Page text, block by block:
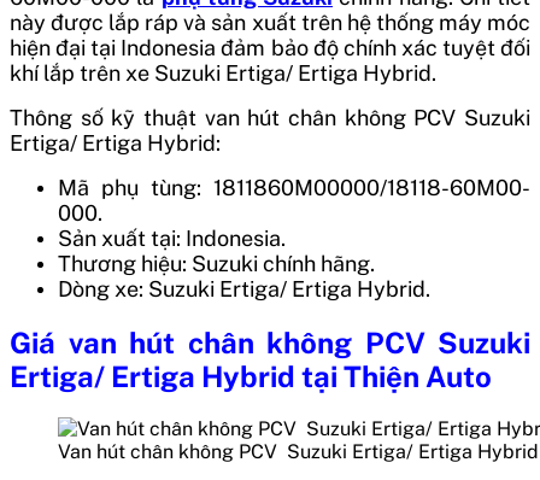
này được lắp ráp và sản xuất trên hệ thống máy móc
hiện đại tại Indonesia đảm bảo độ chính xác tuyệt đối
khí lắp trên xe Suzuki Ertiga/ Ertiga Hybrid.
Thông số kỹ thuật van hút chân không PCV Suzuki
Ertiga/ Ertiga Hybrid:
Mã phụ tùng: 1811860M00000/18118-60M00-
000.
Sản xuất tại: Indonesia.
Thương hiệu: Suzuki chính hãng.
Dòng xe: Suzuki Ertiga/ Ertiga Hybrid.
Giá van hút chân không PCV Suzuki
Ertiga/ Ertiga Hybrid tại Thiện Auto
Van hút chân không PCV Suzuki Ertiga/ Ertiga